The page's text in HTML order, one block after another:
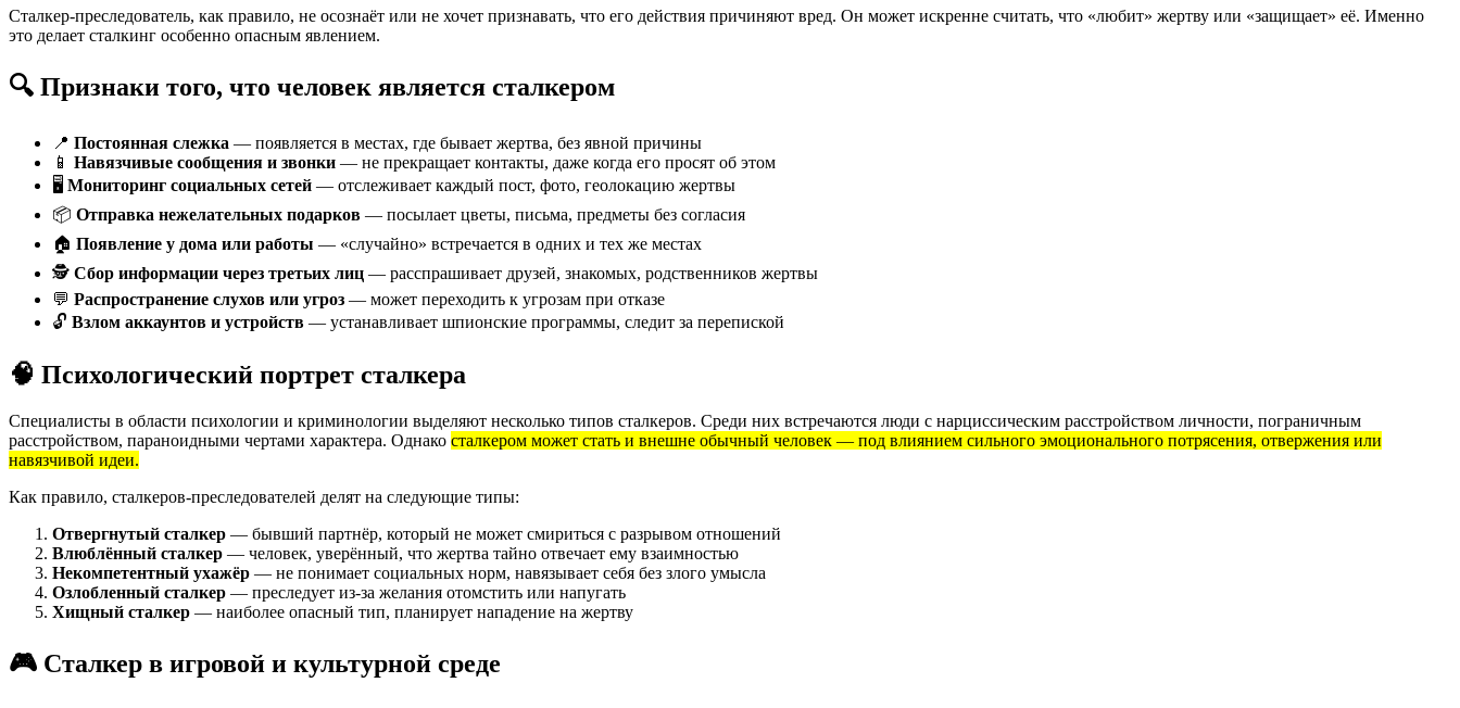
Сталкер-преследователь, как правило, не осознаёт или не хочет признавать, что его действия причиняют вред. Он может искренне считать, что «любит» жертву или «защищает» её. Именно
это делает сталкинг особенно опасным явлением.
🔍 Признаки того, что человек является сталкером
📍 Постоянная слежка — появляется в местах, где бывает жертва, без явной причины
📱 Навязчивые сообщения и звонки — не прекращает контакты, даже когда его просят об этом
🖥️ Мониторинг социальных сетей — отслеживает каждый пост, фото, геолокацию жертвы
📦 Отправка нежелательных подарков — посылает цветы, письма, предметы без согласия
🏠 Появление у дома или работы — «случайно» встречается в одних и тех же местах
🕵️ Сбор информации через третьих лиц — расспрашивает друзей, знакомых, родственников жертвы
💬 Распространение слухов или угроз — может переходить к угрозам при отказе
🔓 Взлом аккаунтов и устройств — устанавливает шпионские программы, следит за перепиской
🧠 Психологический портрет сталкера
Специалисты в области психологии и криминологии выделяют несколько типов сталкеров. Среди них встречаются люди с нарциссическим расстройством личности, пограничным
расстройством, параноидными чертами характера. Однако сталкером может стать и внешне обычный человек — под влиянием сильного эмоционального потрясения, отвержения или
навязчивой идеи.
Как правило, сталкеров-преследователей делят на следующие типы:
Отвергнутый сталкер — бывший партнёр, который не может смириться с разрывом отношений
Влюблённый сталкер — человек, уверённый, что жертва тайно отвечает ему взаимностью
Некомпетентный ухажёр — не понимает социальных норм, навязывает себя без злого умысла
Озлобленный сталкер — преследует из-за желания отомстить или напугать
Хищный сталкер — наиболее опасный тип, планирует нападение на жертву
🎮 Сталкер в игровой и культурной среде